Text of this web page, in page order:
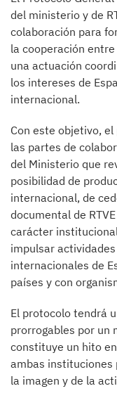
del ministerio y de
colaboración para
la cooperación
una actuación
los intereses de
internacional.
Con este objetivo,
las partes de
del Ministerio que
posibilidad de
internacional, de
documental de
carácter
impulsar
internacionales de
países y con
El protocolo tendrá
prorrogables por un
constituye un hito
ambas instituciones
la imagen y de la